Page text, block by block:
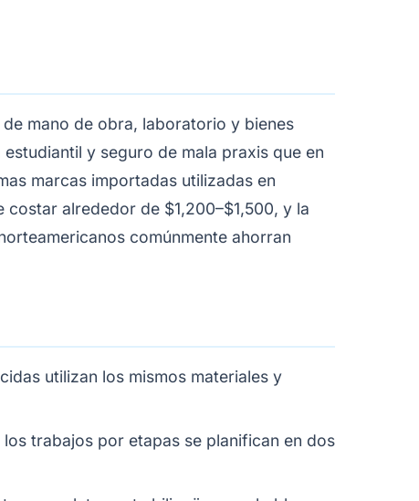
mano de obra, laboratorio y bienes
y seguro de mala praxis que en
marcas importadas utilizadas en
alrededor de $1,200–$1,500, y la
comúnmente ahorran
utilizan los mismos materiales y
trabajos por etapas se planifican en dos